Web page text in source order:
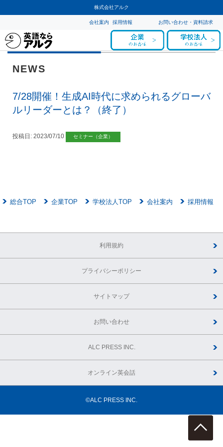
株式会社アルク
お問い合わせ・資料請求
採用情報
会社案内
NEWS
7/28開催！生成AI時代に求められるグローバ
ルリーダーとは？（終了）
投稿日: 2023/07/10 セミナー（企業）
総合TOP 企業TOP 学校法人TOP 会社案内 採用情報
利用規約
プライバシーポリシー
サイトマップ
お問い合わせ
ALC PRESS INC.
オンライン英会話
©ALC PRESS INC.